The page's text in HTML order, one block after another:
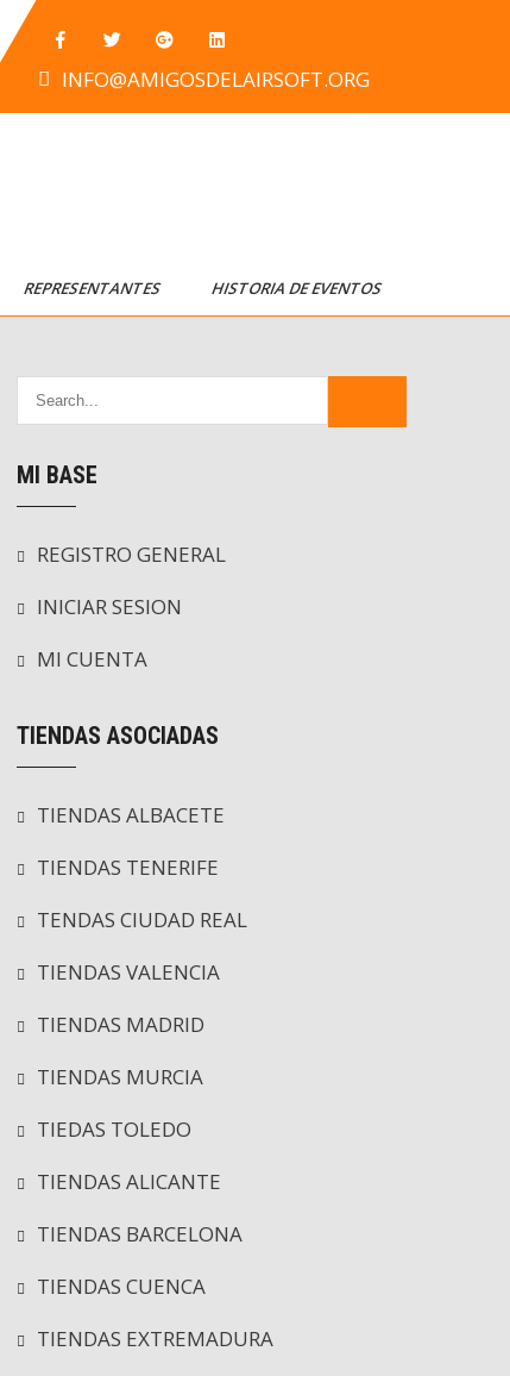
INFO@AMIGOSDELAIRSOFT.ORG
REPRESENTANTES HISTORIA DE EVENTOS
MI BASE
REGISTRO GENERAL
INICIAR SESION
MI CUENTA
TIENDAS ASOCIADAS
TIENDAS ALBACETE
TIENDAS TENERIFE
TENDAS CIUDAD REAL
TIENDAS VALENCIA
TIENDAS MADRID
TIENDAS MURCIA
TIEDAS TOLEDO
TIENDAS ALICANTE
TIENDAS BARCELONA
TIENDAS CUENCA
TIENDAS EXTREMADURA